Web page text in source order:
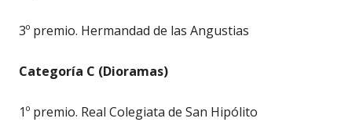
3º premio. Hermandad de las Angustias
Categoría C (Dioramas)
1º premio. Real Colegiata de San Hipólito